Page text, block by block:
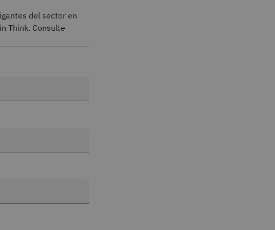
del sector en
Think. Consulte